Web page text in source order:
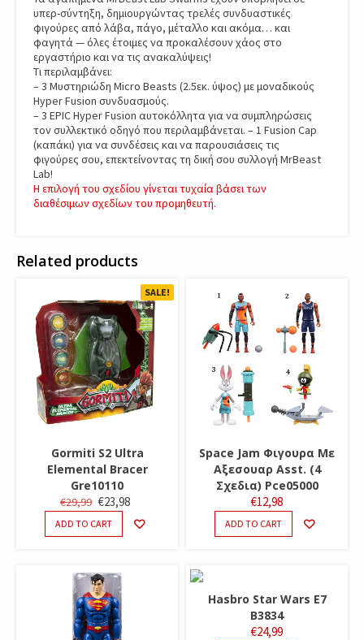
υπερ-σύντηξη, δημιουργώντας τρελές συνδυαστικές
φιγούρες από λάβα, πάγο, μέταλλο και ακόμα… και
φαγητά — όλες έτοιμες να προκαλέσουν χάος στο
εργαστήριο και να τις ανακαλύψεις!
Τι περιλαμβάνει:
– 3 Μυστηριώδη Micro Beasts (2.5εκ. ύψος) με μοναδικούς
Hyper Fusion συνδυασμούς.
– 3 EPIC Hyper Fusion αυτοκόλλητα για να συμπληρώσεις
τον συλλεκτικό οδηγό που περιλαμβάνεται. – 1 Fusion Cap
(καπάκι) για να συνδέσεις και να παρουσιάσεις τις
φιγούρες σου, επεκτείνοντας τη δική σου συλλογή MrBeast
Lab!
Η επιλογή του σχεδίου γίνεται τυχαία βάσει των
διαθέσιμων σχεδίων του προμηθευτή.
Related products
SALE!
Gormiti S2 Ultra
Elemental Bracer
Gre10110
€29,99 ORIGINAL
PRICE
WAS:
€23,98
PRICE
ADD TO CART
Space Jam Φιγουρα Με
Αξεσουαρ Asst. (4
Σχεδια) Pce05000
€12,98
ADD TO CART
Hasbro Star Wars Ε7
B3834
€24,99